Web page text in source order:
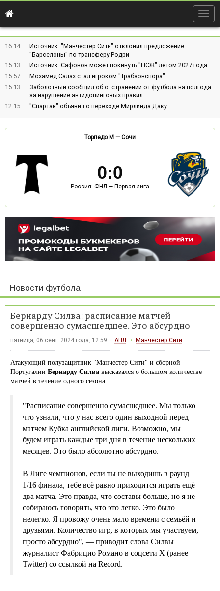
16:14
Источник: "Манчестер Сити" отклонил предложение
"Барселоны" по трансферу Родри
15:13
Источник: Сафонов может покинуть "ПСЖ" летом 2027 года
15:57
Мохамед Салах стал игроком "Трабзонспора"
15:13
Заболотный сообщил об отстранении от футбола на полгода
за нарушение антидопинговых правил
12:15
"Спартак" объявил о переходе Мирлинда Даку
Торпедо М — Сочи
0:0
Россия: ФНЛ — Первая лига
Новости футбола
Бернарду Силва: расписание матчей
совершенно сумасшедшее. Это абсурдно
пятница, 06 сент. 2024 года, 12:59 АПЛ Манчестер Сити
Атакующий полузащитник "Манчестер Сити" и сборной
Португалии Бернарду Силва высказался о большом количестве
матчей в течение одного сезона.
"Расписание совершенно сумасшедшее. Мы только
что узнали, что у нас всего один выходной перед
матчем Кубка английской лиги. Возможно, мы
будем играть каждые три дня в течение нескольких
месяцев. Это было абсолютно абсурдно.
В Лиге чемпионов, если ты не выходишь в раунд
1/16 финала, тебе всё равно приходится играть ещё
два матча. Это правда, что составы больше, но я не
собираюсь говорить, что это легко. Это было
нелегко. Я провожу очень мало времени с семьёй и
друзьями. Количество игр, в которых мы участвуем,
просто абсурдно", — приводит слова Силвы
журналист Фабрицио Романо в соцсети Х (ранее
Twitter) со ссылкой на Record.